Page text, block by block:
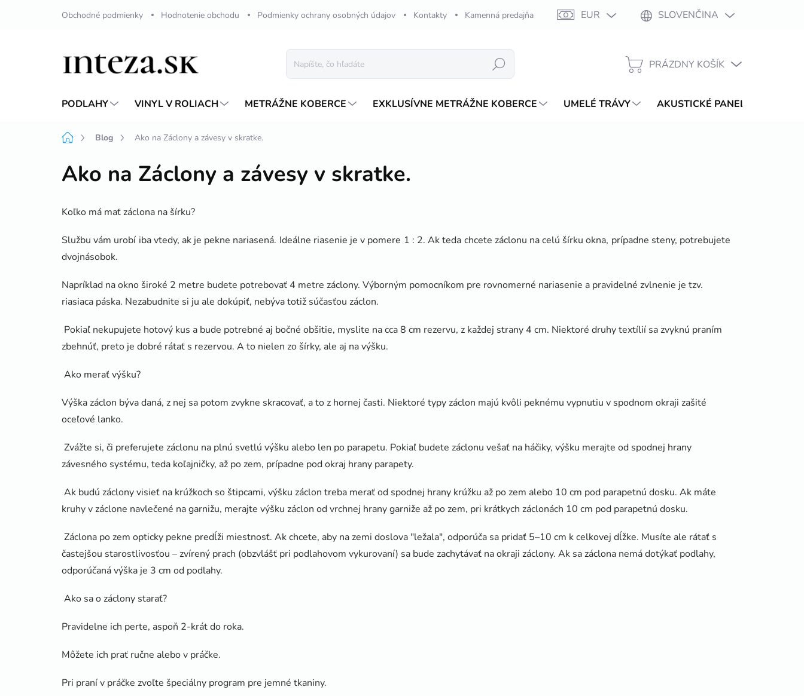
Obchodné podmienky Hodnotenie obchodu Podmienky ochrany osobných údajov Kontakty Kamenná predajňa Moja objednávka
EUR SLOVENČINA
Hľadať NÁKUPNÝ
PRÁZDNY KOŠÍK
PODLAHY VINYL V ROLIACH METRÁŽNE KOBERCE EXKLUSÍVNE METRÁŽNE KOBERCE UMELÉ TRÁVY AKUSTICKÉ PANELY
DomovBlog Ako na Záclony a závesy v skratke.
Ako na Záclony a závesy v skratke.
Koľko má mať záclona na šírku?
Službu vám urobí iba vtedy, ak je pekne nariasená. Ideálne riasenie je v pomere 1 : 2. Ak teda chcete záclonu na celú šírku okna, prípadne steny, potrebujete
dvojnásobok.
Napríklad na okno široké 2 metre budete potrebovať 4 metre záclony. Výborným pomocníkom pre rovnomerné nariasenie a pravidelné zvlnenie je tzv.
riasiaca páska. Nezabudnite si ju ale dokúpiť, nebýva totiž súčasťou záclon.
Pokiaľ nekupujete hotový kus a bude potrebné aj bočné obšitie, myslite na cca 8 cm rezervu, z každej strany 4 cm. Niektoré druhy textílií sa zvyknú praním
zbehnúť, preto je dobré rátať s rezervou. A to nielen zo šírky, ale aj na výšku.
Ako merať výšku?
Výška záclon býva daná, z nej sa potom zvykne skracovať, a to z hornej časti. Niektoré typy záclon majú kvôli peknému vypnutiu v spodnom okraji zašité
oceľové lanko.
Zvážte si, či preferujete záclonu na plnú svetlú výšku alebo len po parapetu. Pokiaľ budete záclonu vešať na háčiky, výšku merajte od spodnej hrany
závesného systému, teda koľajničky, až po zem, prípadne pod okraj hrany parapety.
Ak budú záclony visieť na krúžkoch so štipcami, výšku záclon treba merať od spodnej hrany krúžku až po zem alebo 10 cm pod parapetnú dosku. Ak máte
kruhy v záclone navlečené na garnižu, merajte výšku záclon od vrchnej hrany garniže až po zem, pri krátkych záclonách 10 cm pod parapetnú dosku.
Záclona po zem opticky pekne predĺži miestnosť. Ak chcete, aby na zemi doslova "ležala", odporúča sa pridať 5–10 cm k celkovej dĺžke. Musíte ale rátať s
častejšou starostlivosťou – zvírený prach (obzvlášť pri podlahovom vykurovaní) sa bude zachytávať na okraji záclony. Ak sa záclona nemá dotýkať podlahy,
odporúčaná výška je 3 cm od podlahy.
Ako sa o záclony starať?
Pravidelne ich perte, aspoň 2-krát do roka.
Môžete ich prať ručne alebo v práčke.
Pri praní v práčke zvoľte špeciálny program pre jemné tkaniny.